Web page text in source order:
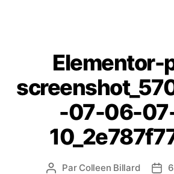
Elementor-
-07-06-
Par Colleen Billard